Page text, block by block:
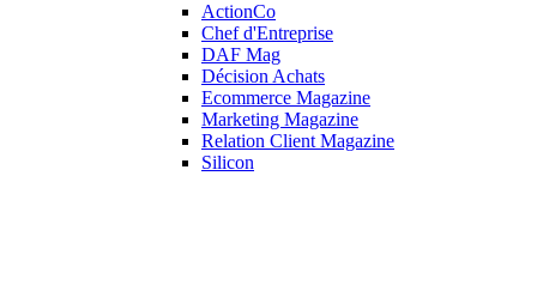
ActionCo
Chef d'Entreprise
DAF Mag
Décision Achats
Ecommerce Magazine
Marketing Magazine
Relation Client Magazine
Silicon